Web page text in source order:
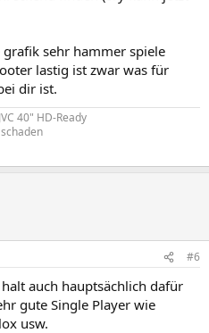
sehr hammer spiele
lastig ist zwar was für
dir ist.
40" HD-Ready
#6
auch hauptsächlich dafür
gute Single Player wie
usw.